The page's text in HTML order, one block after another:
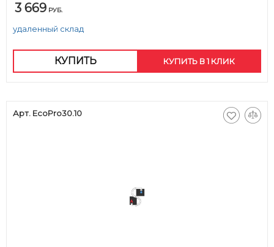
3 669 РУБ.
удаленный склад
КУПИТЬ КУПИТЬ В 1 КЛИК
Арт. EcoPro30.10